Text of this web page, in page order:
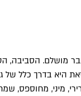
מושלם. הסביבה,
היא בדרך כלל
מיני, מחוספס,